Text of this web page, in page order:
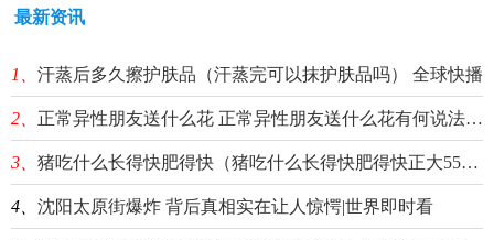
最新资讯
1、 汗蒸后多久擦护肤品（汗蒸完可以抹护肤品吗） 全球快播
2、 正常异性朋友送什么花 正常异性朋友送什么花有何说法 全球即时
3、 猪吃什么长得快肥得快（猪吃什么长得快肥得快正大551） 今日热门
4、 沈阳太原街爆炸 背后真相实在让人惊愕|世界即时看